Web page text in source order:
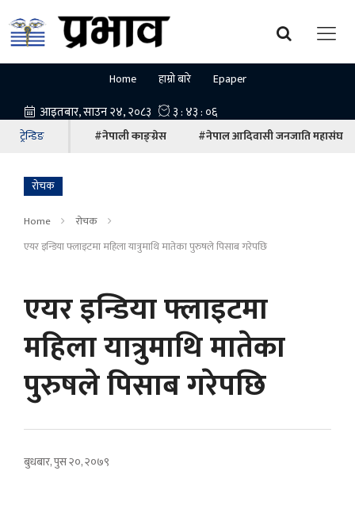
Home हाम्रो बारे Epaper
ट्रेन्डिङ #नेपाली काङ्ग्रेस #नेपाल आदिवासी जनजाति महासंघ
रोचक
Home
रोचक
एयर इन्डिया फ्लाइटमा महिला यात्रुमाथि मातेका पुरुषले पिसाब गरेपछि
एयर इन्डिया फ्लाइटमा
महिला यात्रुमाथि मातेका
पुरुषले पिसाब गरेपछि
बुधबार, पुस २०, २०७९